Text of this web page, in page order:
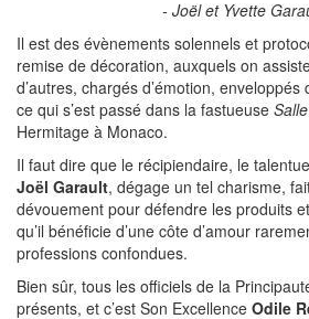
- Joël et Yvette
Il est des évènements solennels et
remise de décoration, auxquels on
d’autres, chargés d’émotion, enveloppés
ce qui s’est passé dans la fastueuse
Hermitage à Monaco.
Il faut dire que le récipiendaire, le
Joël Garault, dégage un tel charisme,
dévouement pour défendre les produits
qu’il bénéficie d’une côte d’amour
professions confondues.
Bien sûr, tous les officiels de la
présents, et c’est Son Excellence Odile